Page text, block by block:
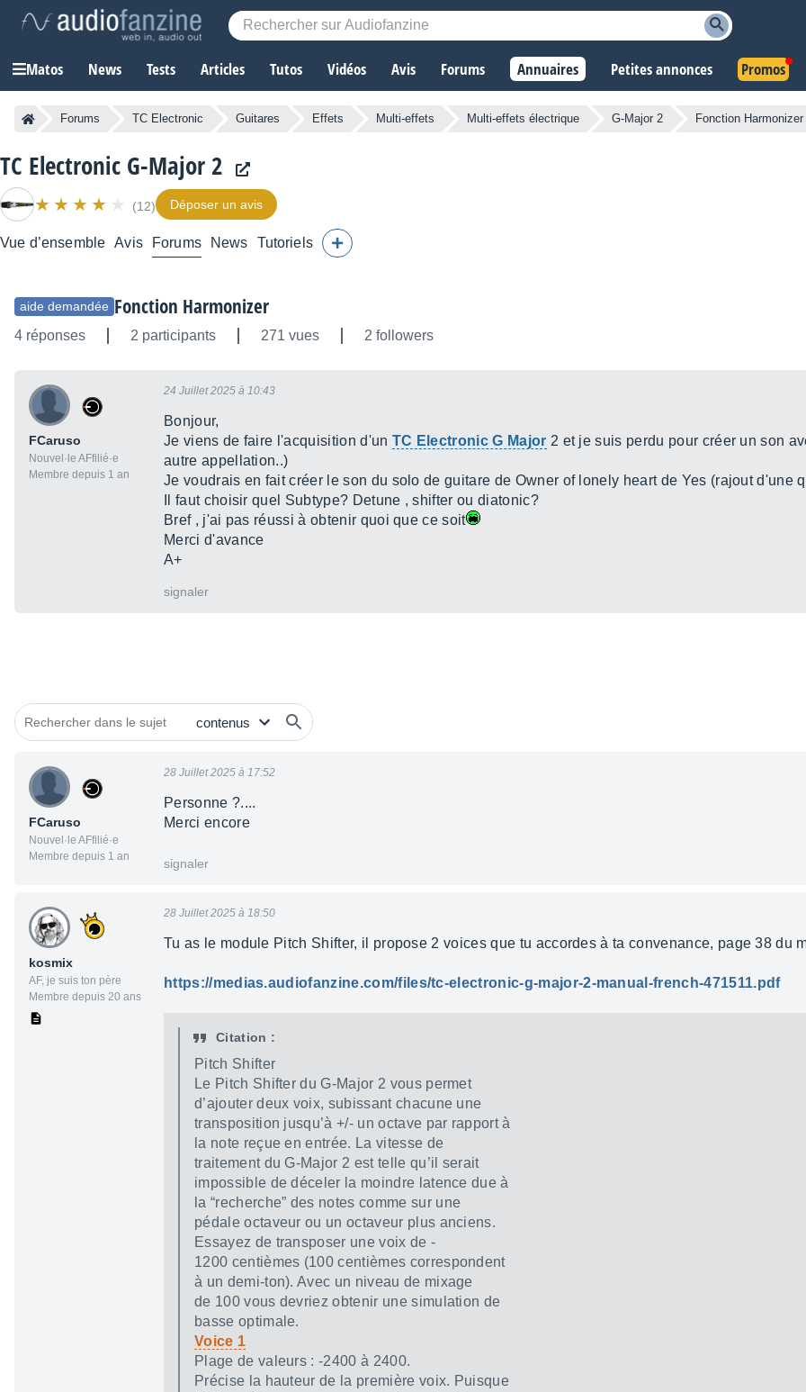
Matos News Tests Articles Tutos Vidéos Avis Forums Annuaires Petites annonces Promos
Forums TC Electronic Guitares Effets Multi-effets Multi-effets électrique G-Major 2 Fonction Harmonizer
TC Electronic G-Major 2
(12) Déposer un avis
Vue d’ensemble Avis Forums News Tutoriels
aide demandée Fonction Harmonizer
4 réponses 2 participants 271 vues 2 followers
FCaruso
Nouvel·le AFfilié·e
Membre depuis 1 an
24 Juillet 2025 à 10:43
Bonjour,
Je viens de faire l'acquisition d'un TC Electronic G Major 2 et je suis perdu pour créer un son
autre appellation..)
Je voudrais en fait créer le son du solo de guitare de Owner of lonely heart de Yes (rajout d'une
Il faut choisir quel Subtype? Detune , shifter ou diatonic?
Bref , j'ai pas réussi à obtenir quoi que ce soit
Merci d'avance
A+
signaler
FCaruso
Nouvel·le AFfilié·e
Membre depuis 1 an
28 Juillet 2025 à 17:52
Personne ?....
Merci encore
signaler
kosmix
AF, je suis ton père
Membre depuis 20 ans
28 Juillet 2025 à 18:50
Tu as le module Pitch Shifter, il propose 2 voices que tu accordes à ta convenance, page 38 du
https://medias.audiofanzine.com/files/tc-electronic-g-major-2-manual-french-471511.pdf
Citation :
Pitch Shifter
Le Pitch Shifter du G-Major 2 vous permet
d’ajouter deux voix, subissant chacune une
transposition jusqu’à +/- un octave par rapport à
la note reçue en entrée. La vitesse de
traitement du G-Major 2 est telle qu’il serait
impossible de déceler la moindre latence due à
la “recherche” des notes comme sur une
pédale octaveur ou un octaveur plus anciens.
Essayez de transposer une voix de -
1200 centièmes (100 centièmes correspondent
à un demi-ton). Avec un niveau de mixage
de 100 vous devriez obtenir une simulation de
basse optimale.
Voice 1
Plage de valeurs : -2400 à 2400.
Précise la hauteur de la première voix. Puisque